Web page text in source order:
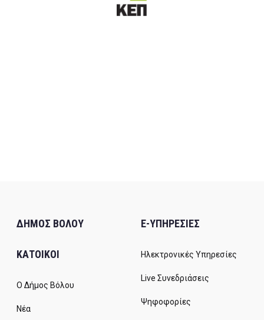
ΔΗΜΟΣ ΒΟΛΟΥ
ΚΑΤΟΙΚΟΙ
Ο Δήμος Βόλου
Νέα
E-ΥΠΗΡΕΣΙΕΣ
Ηλεκτρονικές Υπηρεσίες
Live Συνεδριάσεις
Ψηφοφορίες